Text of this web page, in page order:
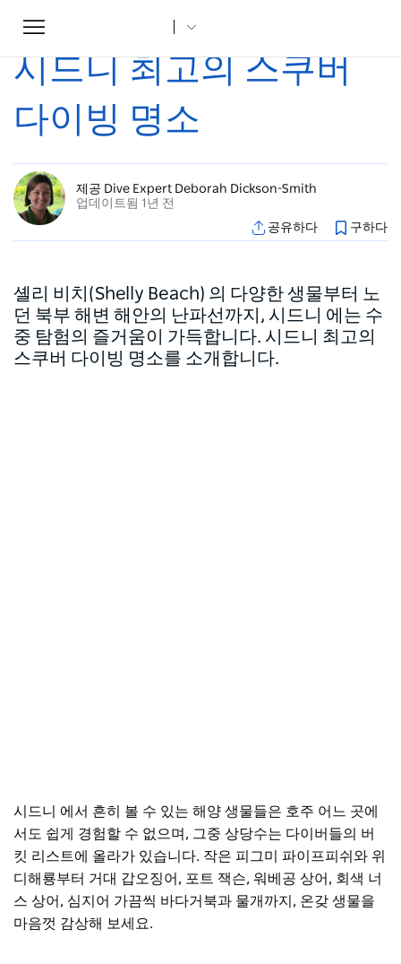
Toggle
navigation
집
시드니 최고의 스쿠버
다이빙 명소
제공 Dive Expert Deborah Dickson-Smith
업데이트됨 1년 전
공유하다
구하다
셸리 비치(Shelly Beach) 의 다양한 생물부터 노
던 북부 해변 해안의 난파선까지, 시드니 에는 수
중 탐험의 즐거움이 가득합니다. 시드니 최고의
스쿠버 다이빙 명소를 소개합니다.
시드니 에서 흔히 볼 수 있는 해양 생물들은 호주 어느 곳에
서도 쉽게 경험할 수 없으며, 그중 상당수는 다이버들의 버
킷 리스트에 올라가 있습니다. 작은 피그미 파이프피쉬와 위
디해룡부터 거대 갑오징어, 포트 잭슨, 워베공 상어, 회색 너
스 상어, 심지어 가끔씩 바다거북과 물개까지, 온갖 생물을
마음껏 감상해 보세요.